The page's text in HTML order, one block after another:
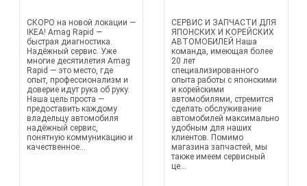
СКОРО на новой локации —
IKEA! Amag Rapid —
быстрая диагностика.
Надёжный сервис. Уже
многие десятилетия Amag
Rapid — это место, где
опыт, профессионализм и
доверие идут рука об руку.
Наша цель проста —
предоставить каждому
владельцу автомобиля
надёжный сервис,
понятную коммуникацию и
качественное...
СЕРВИС И ЗАПЧАСТИ ДЛЯ
ЯПОНСКИХ И КОРЕЙСКИХ
АВТОМОБИЛЕЙ Наша
команда, имеющая более
20 лет
специализированного
опыта работы с японскими
и корейскими
автомобилями, стремится
сделать обслуживание
автомобилей максимально
удобным для наших
клиентов. Помимо
магазина запчастей, мы
также имеем сервисный
це...